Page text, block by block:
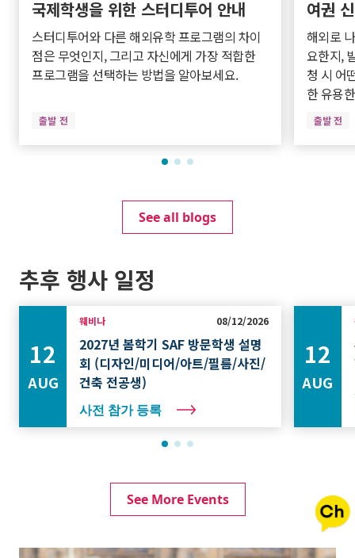
국제학생을 위한 스터디투어 안내
스터디투어와 다른 해외유학 프로그램의 차이
점은 무엇인지, 그리고 자신에게 가장 적합한
프로그램을 선택하는 방법을 알아보세요.
출발 전
여권
해외로
요한지,
청 시 어
한 유용
출발 전
See all blogs
추후 행사 일정
12
AUG
웨비나 08/12/2026
2027년 봄학기 SAF 방문학생 설명
회 (디자인/미디어/아트/필름/사진/
건축 전공생)
사전 참가 등록
12
AUG
See More Events